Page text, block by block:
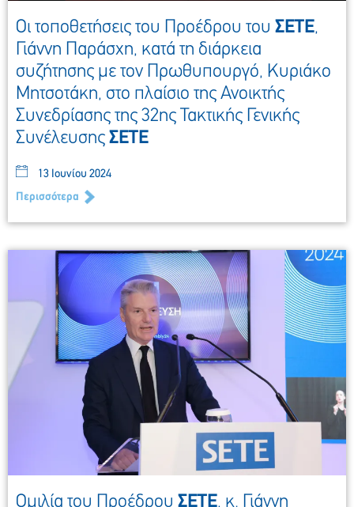
Οι τοποθετήσεις του Προέδρου του ΣΕΤΕ,
Γιάννη Παράσχη, κατά τη διάρκεια
συζήτησης με τον Πρωθυπουργό, Κυριάκο
Μητσοτάκη, στο πλαίσιο της Ανοικτής
Συνεδρίασης της 32ης Τακτικής Γενικής
Συνέλευσης ΣΕΤΕ
13 Ιουνίου 2024
Περισσότερα
Ομιλία του Προέδρου ΣΕΤΕ, κ. Γιάννη